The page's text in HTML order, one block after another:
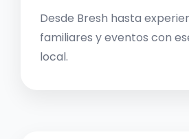
Desde Bresh hasta
familiares y eventos con
local.